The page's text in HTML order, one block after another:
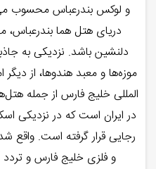
و لوکس بندرعباس محسوب
دریای هتل هما بندرعباس،
دلنشین باشد. نزدیکی به
موزه‌ها و معبد هندوها، از
‌المللی خلیج ‌فارس از جمله
در ایران است که در نزدیکی
رجایی قرار گرفته است. واقع
و فلزی خلیج ‌فارس و